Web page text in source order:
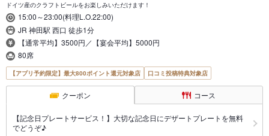
ドイツ産のクラフトビールをお楽しみいただけます！
15:00～23:00(料理L.O.22:00)
JR 神田駅 西口 徒歩1分
【通常平均】3500円／【宴会平均】5000円
80席
【アプリ予約限定】最大800ポイント還元対象店 口コミ投稿特典対象店
クーポン コース
【記念日プレートサービス！】大切な記念日にデザートプレートを無料
でどうぞ♪